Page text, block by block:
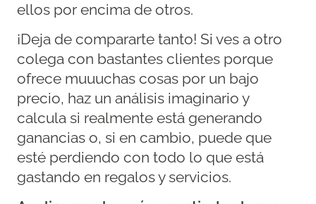
ellos por encima de otros.
¡Deja de compararte tanto! Si ves a otro
colega con bastantes clientes porque
ofrece muuuchas cosas por un bajo
precio, haz un análisis imaginario y
calcula si realmente está generando
ganancias o, si en cambio, puede que
esté perdiendo con todo lo que está
gastando en regalos y servicios.